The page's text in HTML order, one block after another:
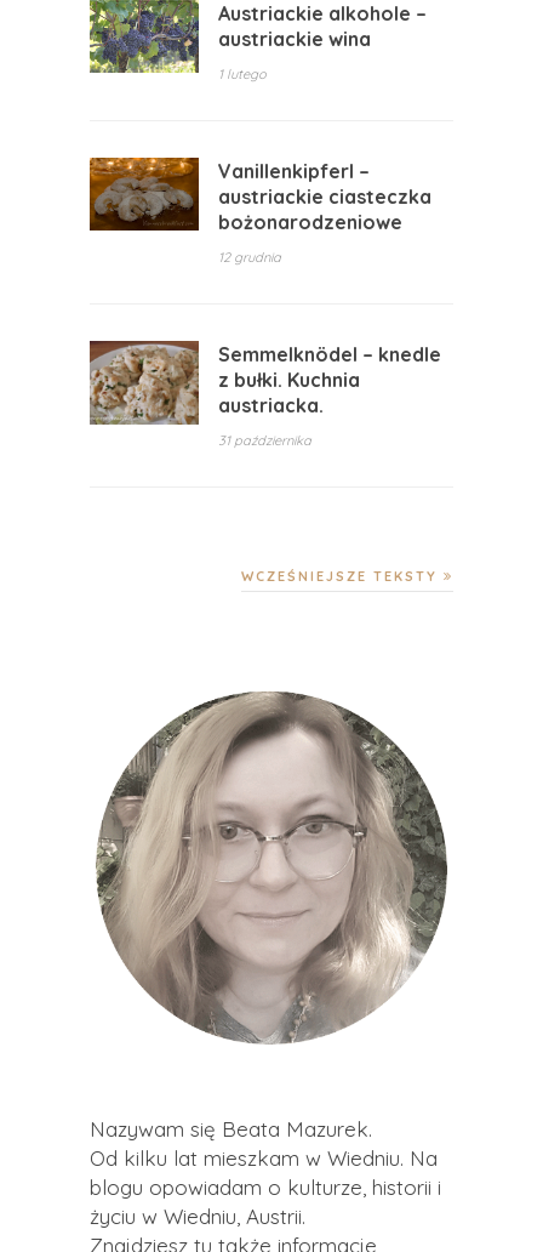
Austriackie alkohole –
austriackie wina
1 lutego
Vanillenkipferl –
austriackie ciasteczka
bożonarodzeniowe
12 grudnia
Semmelknödel – knedle
z bułki. Kuchnia
austriacka.
31 października
WCZEŚNIEJSZE TEKSTY
Nazywam się Beata Mazurek.
Od kilku lat mieszkam w Wiedniu. Na
blogu opowiadam o kulturze, historii i
życiu w Wiedniu, Austrii.
Znajdziesz tu także informacje